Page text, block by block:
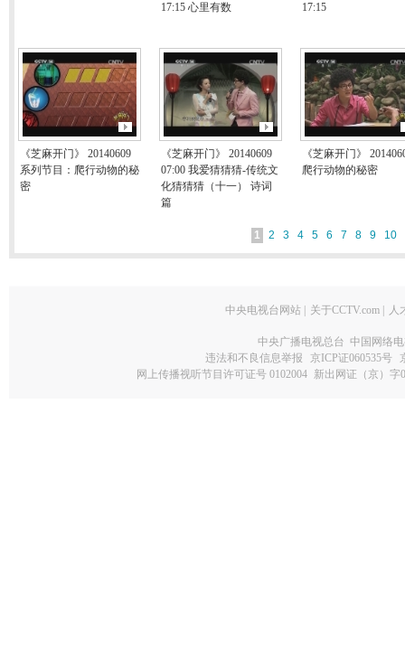
17:15 心里有数
17:15
《芝麻开门》 20140609
系列节目：爬行动物的秘
密
《芝麻开门》 20140609
07:00 我爱猜猜猜-传统文
化猜猜猜（十一） 诗词
篇
《芝麻开门》
爬行动物的秘密
1 2 3 4 5 6 7 8 9 10
中央电视台网站 关于CCTV.com 人
中央广播电视总台 中国网络
违法和不良信息举报
京ICP证060535号
网上传播视听节目许可证号 0102004 新出网证（京）